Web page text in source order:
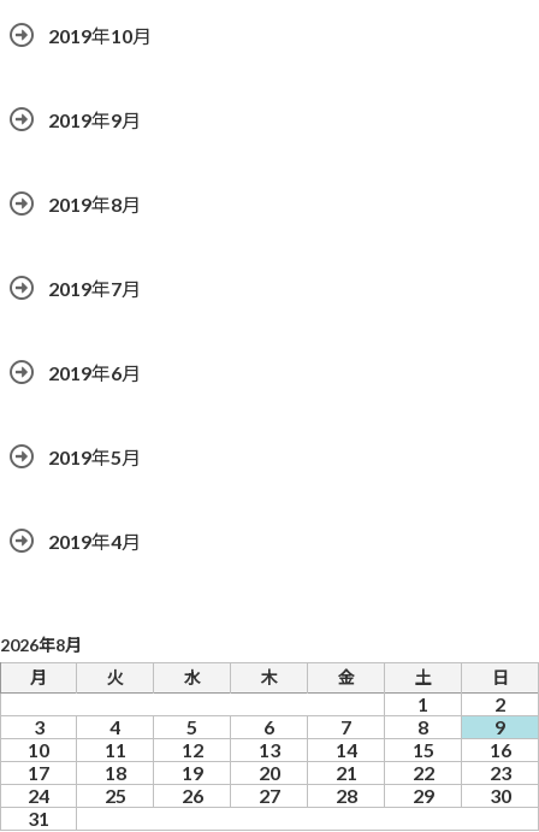
2019年10月
2019年9月
2019年8月
2019年7月
2019年6月
2019年5月
2019年4月
2026年8月
月
火 水 木 金 土 日
1
2
3
4 5 6 7 8
9
10
11 12 13 14 15
16
17
18 19 20 21 22
23
24
25 26 27 28 29
30
31